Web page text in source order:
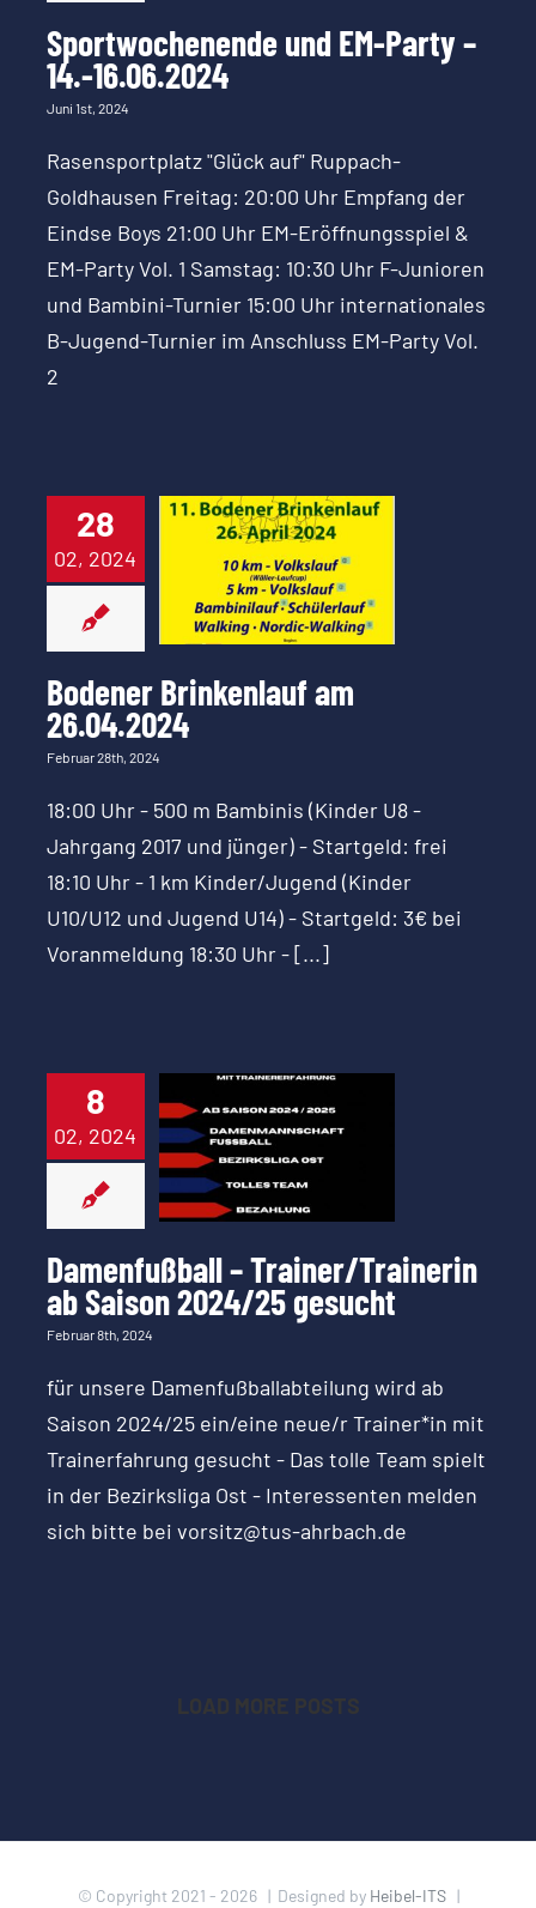
Sportwochenende und EM-Party –
14.-16.06.2024
Juni 1st, 2024
Rasensportplatz "Glück auf" Ruppach-
Goldhausen Freitag: 20:00 Uhr Empfang der
Eindse Boys 21:00 Uhr EM-Eröffnungsspiel &
EM-Party Vol. 1 Samstag: 10:30 Uhr F-Junioren
und Bambini-Turnier 15:00 Uhr internationales
B-Jugend-Turnier im Anschluss EM-Party Vol.
2
28
02, 2024
Bodener
Brinkenlauf
am 26.04.2024
Bodener Brinkenlauf am
26.04.2024
Februar 28th, 2024
18:00 Uhr - 500 m Bambinis (Kinder U8 -
Jahrgang 2017 und jünger) - Startgeld: frei
18:10 Uhr - 1 km Kinder/Jugend (Kinder
U10/U12 und Jugend U14) - Startgeld: 3€ bei
Voranmeldung 18:30 Uhr - [...]
8
02, 2024
–
Trainer/Trainerin
ab Saison
2024/25
Damenfußball – Trainer/Trainerin
ab Saison 2024/25 gesucht
Februar 8th, 2024
für unsere Damenfußballabteilung wird ab
Saison 2024/25 ein/eine neue/r Trainer*in mit
Trainerfahrung gesucht - Das tolle Team spielt
in der Bezirksliga Ost - Interessenten melden
sich bitte bei vorsitz@tus-ahrbach.de
© Copyright 2021 - 2026 | Designed by Heibel-ITS|